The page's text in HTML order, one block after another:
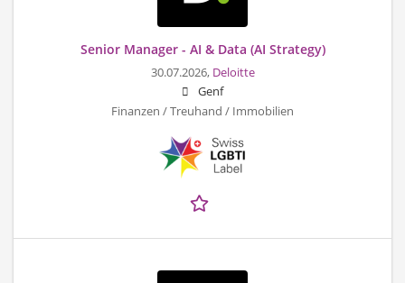
Senior Manager - AI & Data (AI Strategy)
30.07.2026, Deloitte
Genf
Finanzen / Treuhand / Immobilien